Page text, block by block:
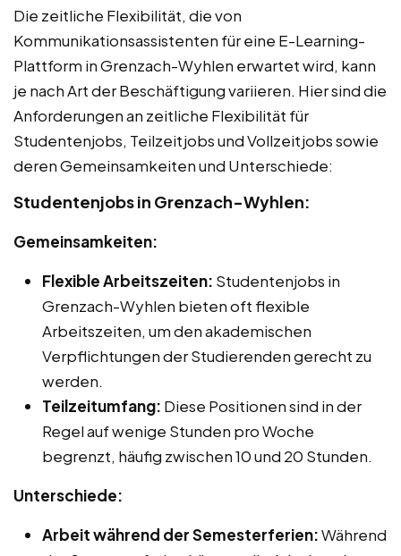
Die zeitliche Flexibilität, die von
Kommunikationsassistenten für eine E-Learning-
Plattform in Grenzach-Wyhlen erwartet wird, kann
je nach Art der Beschäftigung variieren. Hier sind die
Anforderungen an zeitliche Flexibilität für
Studentenjobs, Teilzeitjobs und Vollzeitjobs sowie
deren Gemeinsamkeiten und Unterschiede:
Studentenjobs in Grenzach-Wyhlen:
Gemeinsamkeiten:
Flexible Arbeitszeiten: Studentenjobs in
Grenzach-Wyhlen bieten oft flexible
Arbeitszeiten, um den akademischen
Verpflichtungen der Studierenden gerecht zu
werden.
Teilzeitumfang: Diese Positionen sind in der
Regel auf wenige Stunden pro Woche
begrenzt, häufig zwischen 10 und 20 Stunden.
Unterschiede:
Arbeit während der Semesterferien:Während